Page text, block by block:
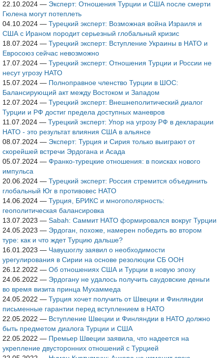
22.10.2024 — Эксперт: Отношения Турции и США после смерти
Гюлена могут потеплеть
04.10.2024 — Турецкий эксперт: Возможная война Израиля и
США с Ираном породит серьезный глобальный кризис
18.07.2024 — Турецкий эксперт: Вступление Украины в НАТО и
Евросоюз сейчас невозможно
17.07.2024 — Турецкий эксперт: Отношения Турции и России не
несут угрозу НАТО
15.07.2024 — Полноправное членство Турции в ШОС:
Балансирующий акт между Востоком и Западом
12.07.2024 — Турецкий эксперт: Внешнеполитический диалог
Турции и РФ достиг предела доступных маневров
11.07.2024 — Турецкий эксперт: Упор на угрозу РФ в декларации
НАТО - это результат влияния США в альянсе
08.07.2024 — Эксперт: Турция и Сирия только выиграют от
скорейшей встречи Эрдогана и Асада
05.07.2024 — Франко-турецкие отношения: в поисках нового
импульса
20.06.2024 — Турецкий эксперт: Россия стремится объединить
глобальный Юг в противовес НАТО
14.06.2024 — Турция, БРИКС и многополярность:
геополитическая балансировка
13.07.2023 — Sabah: Саммит НАТО формировался вокруг Турции
24.05.2023 — Эрдоган, похоже, намерен победить во втором
туре: как и что ждет Турцию дальше?
16.01.2023 — Чавушоглу заявил о необходимости
урегулирования в Сирии на основе резолюции СБ ООН
26.12.2022 — Об отношениях США и Турции в новую эпоху
24.06.2022 — Эрдогану не удалось получить саудовские деньги
во время визита принца Мухаммеда
24.05.2022 — Турция хочет получить от Швеции и Финляндии
письменные гарантии перед вступлением в НАТО
22.05.2022 — Вступление Швеции и Финляндии в НАТО должно
быть предметом диалога Турции и США
22.05.2022 — Премьер Швеции заявила, что надеется на
укрепление двусторонних отношений с Турцией